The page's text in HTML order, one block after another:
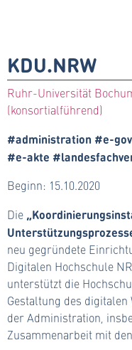
KDU.NRW
Ruhr-Universität
(konsortialführend)
#administration #e-
#e-akte
Beginn: 15.10.2020
Die
neu gegründete
Digitalen Hochschule
unterstützt die
Gestaltung des
der Administration,
Zusammenarbeit mit